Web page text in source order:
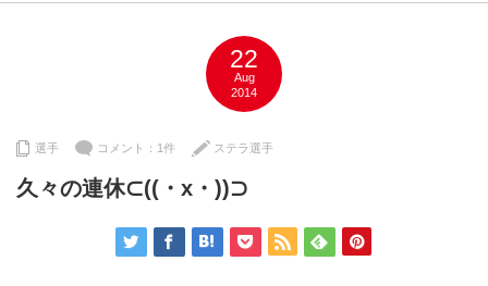
22
Aug
2014
選手 コメント：1件 ステラ選手
久々の連休⊂((・x・))⊃